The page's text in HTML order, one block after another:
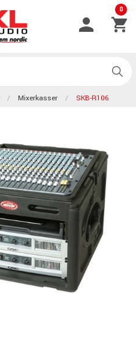
0
Mixerkasser SKB-R106